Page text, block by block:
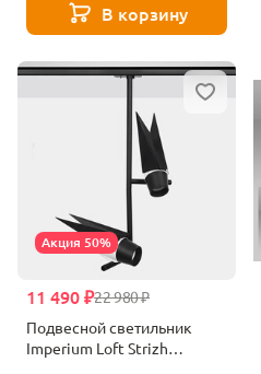
В корзину
Акция 50%
22 980 ₽
11 490 ₽
Подвесной светильник
Imperium Loft Strizh